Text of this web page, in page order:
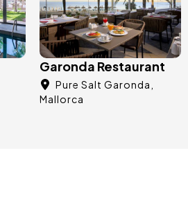
Garonda Restaurant
Pure Salt Garonda
Mallorca